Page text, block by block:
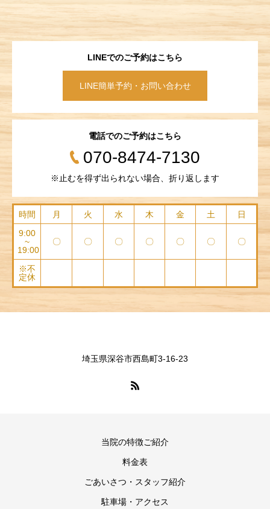
LINEでのご予約はこちら
LINE簡単予約・お問い合わせ
電話でのご予約はこちら
070-8474-7130
※止むを得ず出られない場合、折り返します
時間 月 火 水 木 金 土
日
9:00
~
19:00
〇 〇 〇 〇 〇 〇 〇
※不
定休
埼玉県深谷市西島町3-16-23
当院の特徴ご紹介
料金表
ごあいさつ・スタッフ紹介
駐車場・アクセス